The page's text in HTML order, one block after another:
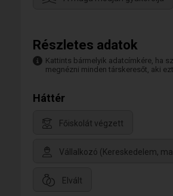
Részletes adatok
Kattints bármelyik adatcímkére, ha
megnézni minden társkeresőt, aki
Háttér
Főiskolát végzett
Vállalkozó (Kereskedelem,
Elvált